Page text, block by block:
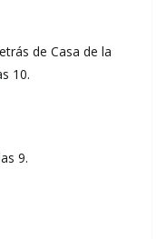
de Casa de la
10.
9.